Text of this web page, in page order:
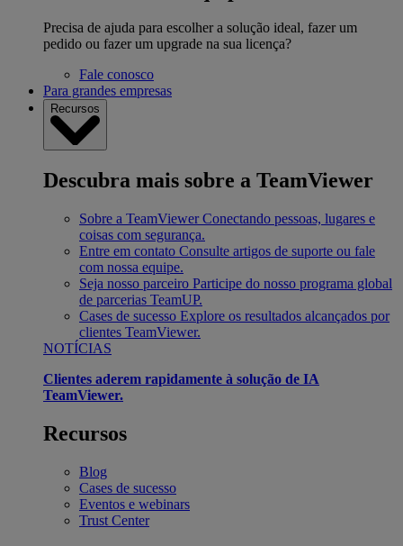
Precisa de ajuda para escolher a solução ideal, fazer um
pedido ou fazer um upgrade na sua licença?
Fale conosco
Para grandes empresas
Recursos
Descubra mais sobre a TeamViewer
Sobre a TeamViewer Conectando pessoas, lugares e
coisas com segurança.
Entre em contato Consulte artigos de suporte ou fale
com nossa equipe.
Seja nosso parceiro Participe do nosso programa global
de parcerias TeamUP.
Cases de sucesso Explore os resultados alcançados por
clientes TeamViewer.
NOTÍCIAS
Clientes aderem rapidamente à solução de IA
TeamViewer.
Recursos
Blog
Cases de sucesso
Eventos e webinars
Trust Center